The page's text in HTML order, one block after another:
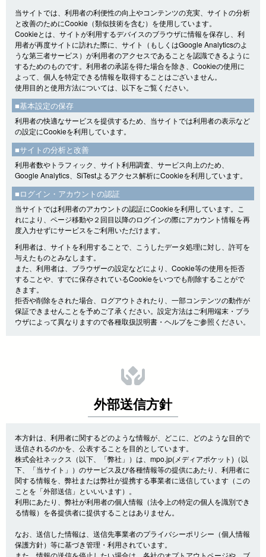
当サイトでは、利用者の利便性の向上やコンテンツの充実、サイトの分析
と改善のためにCookie（類似技術を含む）を使用しています。
Cookieとは、サイトが利用するデバイスのブラウザに情報を保存し、利
用者が再度サイトに訪れた際に、サイト（もしくはGoogle Analyticsのよ
うな第三者サービス）が利用者のアクセスであることを認識できるように
するためのものです。利用者の承諾を得た場合を除き、Cookieの使用に
よって、個人を特定できる情報を取得することはございません。
使用目的と使用方法については、以下をご覧ください。
■基本設定の保存
利用者の快適なサービスを提供するため、当サイトでは利用者の表示など
の設定にCookieを利用しています。
■サイトの分析と改善
利用者数やトラフィック、サイト利用調査、サービス向上のため、
Google Analytics、SiTestよるアクセス解析にCookieを利用しています。
■ログイン・アカウントの認証
当サイトでは利用者のアカウントの認証にCookieを利用しています。こ
れにより、ページ移動や２回目以降のログインの際にアカウント情報を再
度入力せずにサービスをご利用いただけます。
利用者は、サイトを利用することで、こうしたデータ処理に対し、許可を
与えたものとみなします。
また、利用者は、ブラウザーの設定などにより、Cookie等の使用を拒否
することや、すでに保存されているCookieをいつでも削除することがで
きます。
拒否や削除をされた場合、ログアウトされたり、一部コンテンツの動作が
保証できませんことを予めご了承ください。設定方法はご利用端末・ブラ
ウザによって異なりますので各種取扱説明書・ヘルプをご参照ください。
外部送信方針
本方針は、利用者に関するどのような情報が、どこに、どのような目的で
送信されるのかを、公表することを目的としています。
株式会社ネックス（以下、「弊社」）は、mpo.jp(メディアポケット)（以
下、「当サイト」）のサービス及び各種情報等の提供にあたり、利用者に
関する情報を、弊社または弊社が提携する事業者に送信しています（この
ことを「外部送信」といいいます）。
利用にあたり、弊社が利用者の個人情報（法令上の特定の個人を識別でき
る情報）を各提供者に提供することはありません。
なお、送信した情報は、送信先事業者のプライバシーポリシー（個人情報
保護方針）等に基づき管理・利用されています。
また、情報の送信を停止したい場合は、各社のオプトアウトページや、ブ